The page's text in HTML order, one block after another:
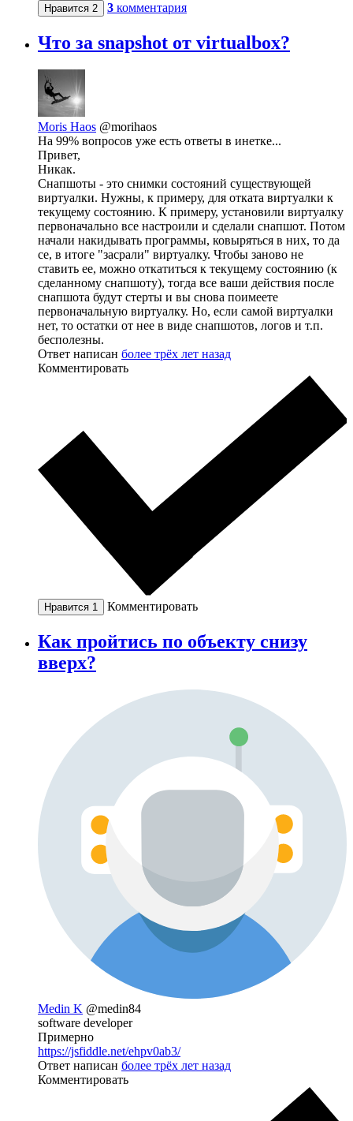
Нравится 2 3 комментария
Что за snapshot от virtualbox?
Moris Haos @morihaos
На 99% вопросов уже есть ответы в инетке...
Привет,
Никак.
Снапшоты - это снимки состояний существующей
виртуалки. Нужны, к примеру, для отката виртуалки к
текущему состоянию. К примеру, установили виртуалку
первоначально все настроили и сделали снапшот. Потом
начали накидывать программы, ковыряться в них, то да
се, в итоге "засрали" виртуалку. Чтобы заново не
ставить ее, можно откатиться к текущему состоянию (к
сделанному снапшоту), тогда все ваши действия после
снапшота будут стерты и вы снова поимеете
первоначальную виртуалку. Но, если самой виртуалки
нет, то остатки от нее в виде снапшотов, логов и т.п.
бесполезны.
Ответ написан более трёх лет назад
Комментировать
Нравится 1 Комментировать
Как пройтись по объекту снизу
вверх?
Medin K @medin84
software developer
Примерно
https://jsfiddle.net/ehpv0ab3/
Ответ написан более трёх лет назад
Комментировать